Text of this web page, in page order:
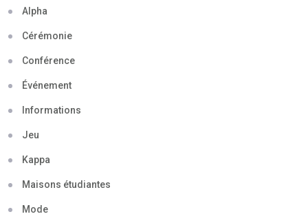
Alpha
Cérémonie
Conférence
Événement
Informations
Jeu
Kappa
Maisons étudiantes
Mode